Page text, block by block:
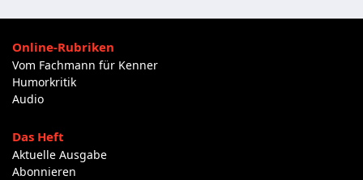
Online-Rubriken
Vom Fachmann für Kenner
Humorkritik
Audio
Das Heft
Aktuelle Ausgabe
Abonnieren